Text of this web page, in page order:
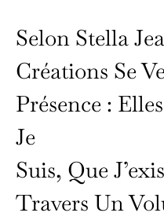
Selon Stella
Créations Se
Présence :
Je
Suis, Que
Travers Un